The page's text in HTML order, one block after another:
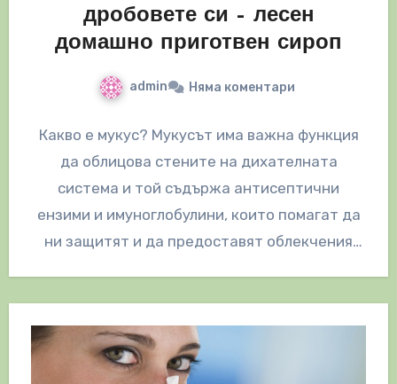
дробовете си – лесен
домашно приготвен сироп
admin Няма коментари
Какво е мукус? Мукусът има важна функция
да облицова стените на дихателната
система и той съдържа антисептични
ензими и имуноглобулини, които помагат да
ни защитят и да предоставят облекчения